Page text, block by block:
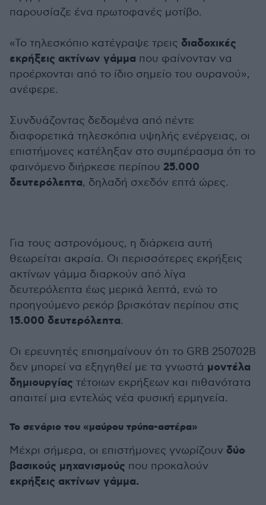
παρουσίαζε ένα πρωτοφανές μοτίβο.
«Το τηλεσκόπιο κατέγραψε τρεις διαδοχικές
εκρήξεις ακτίνων γάμμα που φαίνονταν να
προέρχονται από το ίδιο σημείο του ουρανού»,
ανέφερε.
Συνδυάζοντας δεδομένα από πέντε
διαφορετικά τηλεσκόπια υψηλής ενέργειας, οι
επιστήμονες κατέληξαν στο συμπέρασμα ότι το
φαινόμενο διήρκεσε περίπου 25.000
δευτερόλεπτα, δηλαδή σχεδόν επτά ώρες.
Για τους αστρονόμους, η διάρκεια αυτή
θεωρείται ακραία. Οι περισσότερες εκρήξεις
ακτίνων γάμμα διαρκούν από λίγα
δευτερόλεπτα έως μερικά λεπτά, ενώ το
προηγούμενο ρεκόρ βρισκόταν περίπου στις
15.000 δευτερόλεπτα.
Οι ερευνητές επισημαίνουν ότι το GRB 250702B
δεν μπορεί να εξηγηθεί με τα γνωστά μοντέλα
δημιουργίας τέτοιων εκρήξεων και πιθανότατα
απαιτεί μια εντελώς νέα φυσική ερμηνεία.
Το σενάριο του «μαύρου τρύπα-αστέρα»
Μέχρι σήμερα, οι επιστήμονες γνωρίζουν δύο
βασικούς μηχανισμούς που προκαλούν
εκρήξεις ακτίνων γάμμα.